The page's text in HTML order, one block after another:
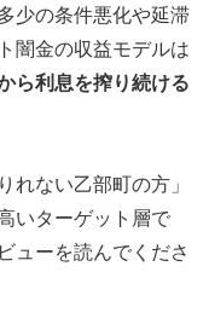
少の条件悪化や延滞
闇金の収益モデルは
ら利息を搾り続ける
れない乙部町の方」
いターゲット層で
ューを読んでくださ